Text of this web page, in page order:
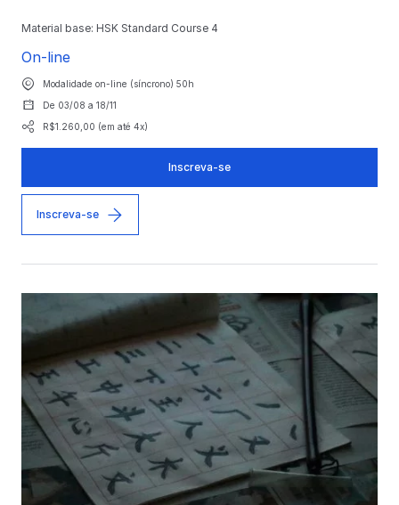
Material base: HSK Standard Course 4
On-line
Modalidade on-line (síncrono) 50h
De 03/08 a 18/11
R$1.260,00 (em até 4x)
Inscreva-se
Inscreva-se